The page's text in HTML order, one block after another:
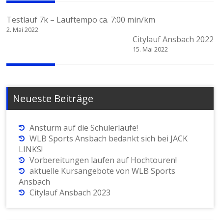
Beitragsnavigation
Testlauf 7k – Lauftempo ca. 7:00 min/km
2. Mai 2022
Citylauf Ansbach 2022
15. Mai 2022
Neueste Beiträge
Ansturm auf die Schülerläufe!
WLB Sports Ansbach bedankt sich bei JACK
LINKS!
Vorbereitungen laufen auf Hochtouren!
aktuelle Kursangebote von WLB Sports
Ansbach
Citylauf Ansbach 2023